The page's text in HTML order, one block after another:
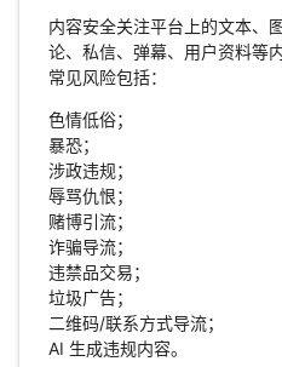
内容安全关注平台上的文本、
论、私信、弹幕、用户资料等
常见风险包括：
色情低俗；
暴恐；
涉政违规；
辱骂仇恨；
赌博引流；
诈骗导流；
违禁品交易；
垃圾广告；
二维码/联系方式导流；
AI 生成违规内容。